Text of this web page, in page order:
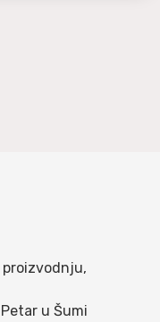
proizvodnju,
u Šumi